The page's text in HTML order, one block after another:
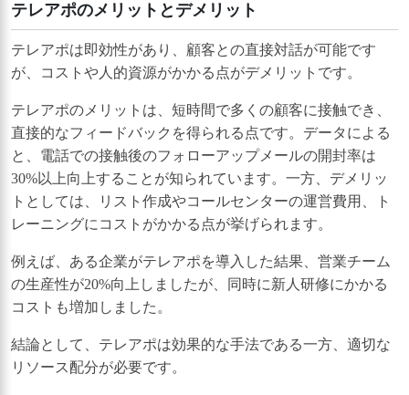
テレアポのメリットとデメリット
テレアポは即効性があり、顧客との直接対話が可能です
が、コストや人的資源がかかる点がデメリットです。
テレアポのメリットは、短時間で多くの顧客に接触でき、
直接的なフィードバックを得られる点です。データによる
と、電話での接触後のフォローアップメールの開封率は
30%以上向上することが知られています。一方、デメリッ
トとしては、リスト作成やコールセンターの運営費用、ト
レーニングにコストがかかる点が挙げられます。
例えば、ある企業がテレアポを導入した結果、営業チーム
の生産性が20%向上しましたが、同時に新人研修にかかる
コストも増加しました。
結論として、テレアポは効果的な手法である一方、適切な
リソース配分が必要です。